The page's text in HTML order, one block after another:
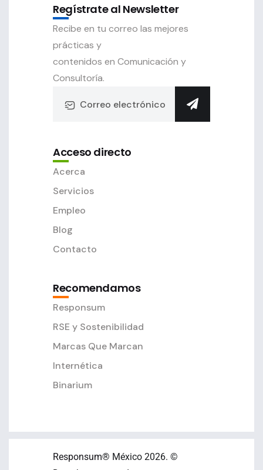
Regístrate al Newsletter
Recibe en tu correo las mejores
prácticas y
contenidos en Comunicación y
Consultoría.
Acceso directo
Acerca
Servicios
Empleo
Blog
Contacto
Recomendamos
Responsum
RSE y Sostenibilidad
Marcas Que Marcan
Internética
Binarium
Responsum® México 2026. ©